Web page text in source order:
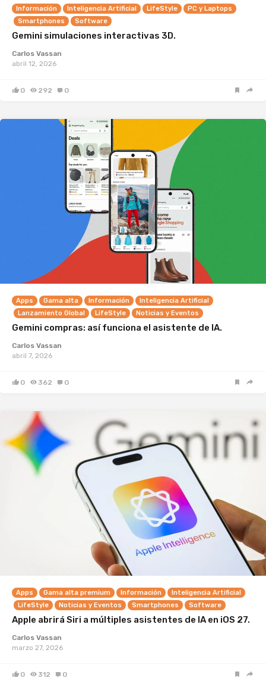
Información Inteligencia Artificial LifeStyle
PC y Laptops
Smartphones
Software
Gemini simulaciones interactivas 3D.
Carlos Vassan
abril 12, 2026
0 292 0
Apps Gama alta Información
Inteligencia Artificial
Lanzamiento Global
LifeStyle Noticias y Eventos
Gemini compras: así funciona el asistente de IA.
Carlos Vassan
abril 7, 2026
0 362 0
Apps Gama alta premium Información
Inteligencia Artificial
LifeStyle
Noticias y Eventos Smartphones Software
Apple abrirá Siri a múltiples asistentes de IA en iOS 27.
Carlos Vassan
marzo 27, 2026
0 312 0